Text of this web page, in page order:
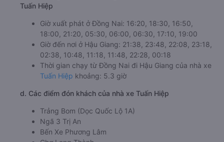
Tuấn Hiệp
Giờ xuất phát ở Đồng Nai: 16:20, 18:30, 16:50,
18:00, 21:20, 05:30, 06:00, 06:30, 17:10, 19:00
Giờ đến nơi ở Hậu Giang: 21:38, 23:48, 22:08, 23:18,
02:38, 10:48, 11:18, 11:48, 22:28, 00:18
Thời gian chạy từ Đồng Nai đi Hậu Giang của nhà xe
Tuấn Hiệp khoảng: 5.3 giờ
d. Các điểm đón khách của nhà xe Tuấn Hiệp
Trảng Bom (Dọc Quốc Lộ 1A)
Ngã 3 Trị An
Bến Xe Phương Lâm